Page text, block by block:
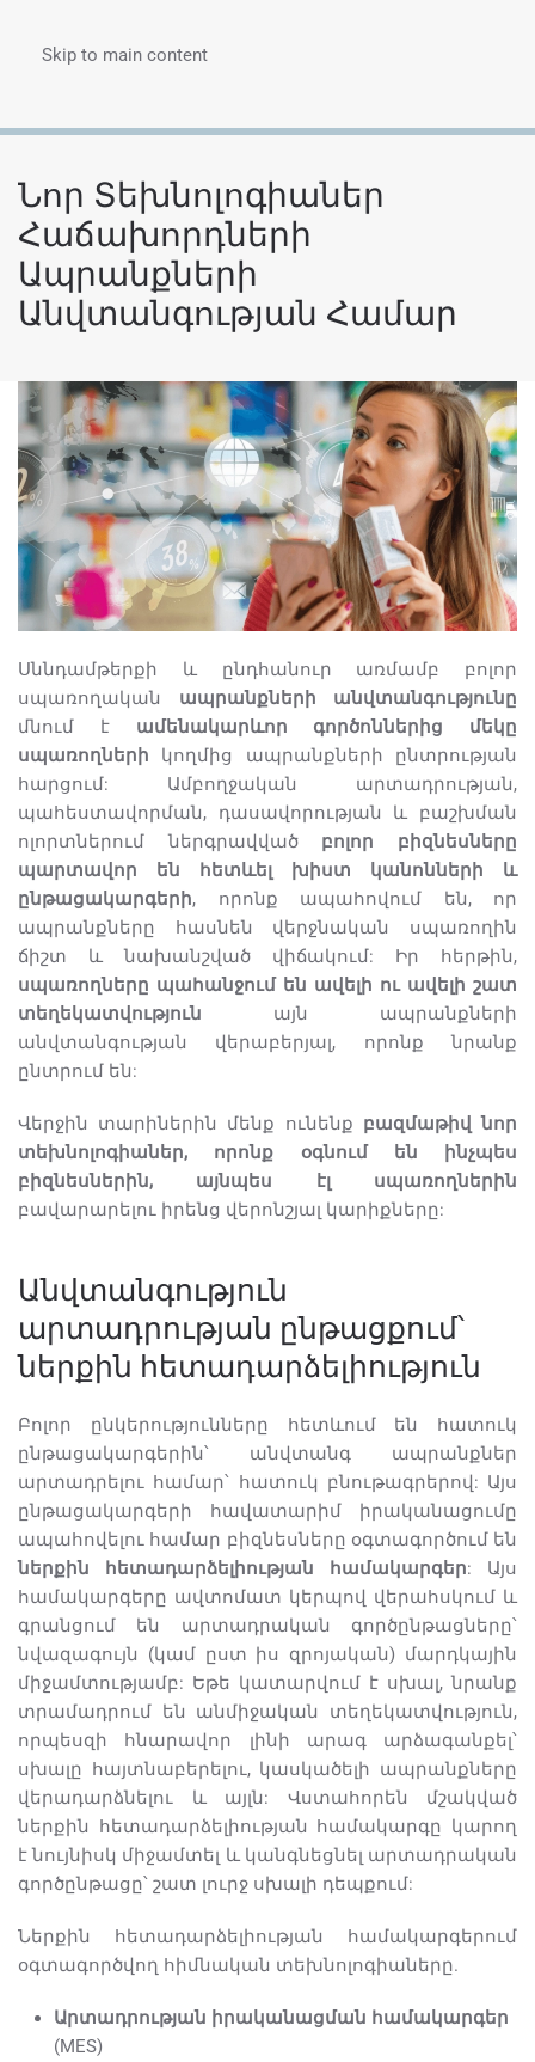
Skip to main content
Նոր Տեխնոլոգիաներ
Հաճախորդների
Ապրանքների
Անվտանգության Համար
Սննդամթերքի և ընդհանուր առմամբ բոլոր
սպառողական ապրանքների անվտանգությունը
մնում է ամենակարևոր գործոններից մեկը
սպառողների կողմից ապրանքների ընտրության
հարցում: Ամբողջական արտադրության,
պահեստավորման, դասավորության և բաշխման
ոլորտներում ներգրավված բոլոր բիզնեսները
պարտավոր են հետևել խիստ կանոնների և
ընթացակարգերի, որոնք ապահովում են, որ
ապրանքները հասնեն վերջնական սպառողին
ճիշտ և նախանշված վիճակում: Իր հերթին,
սպառողները պահանջում են ավելի ու ավելի շատ
տեղեկատվություն այն ապրանքների
անվտանգության վերաբերյալ, որոնք նրանք
ընտրում են:
Վերջին տարիներին մենք ունենք բազմաթիվ նոր
տեխնոլոգիաներ, որոնք օգնում են ինչպես
բիզնեսներին, այնպես էլ սպառողներին
բավարարելու իրենց վերոնշյալ կարիքները:
Անվտանգություն
արտադրության ընթացքում՝
ներքին հետադարձելիություն
Բոլոր ընկերությունները հետևում են հատուկ
ընթացակարգերին՝ անվտանգ ապրանքներ
արտադրելու համար՝ հատուկ բնութագրերով: Այս
ընթացակարգերի հավատարիմ իրականացումը
ապահովելու համար բիզնեսները օգտագործում են
ներքին հետադարձելիության համակարգեր: Այս
համակարգերը ավտոմատ կերպով վերահսկում և
գրանցում են արտադրական գործընթացները՝
նվազագույն (կամ ըստ իս զրոյական) մարդկային
միջամտությամբ: Եթե կատարվում է սխալ, նրանք
տրամադրում են անմիջական տեղեկատվություն,
որպեսզի հնարավոր լինի արագ արձագանքել՝
սխալը հայտնաբերելու, կասկածելի ապրանքները
վերադարձնելու և այլն: Վստահորեն մշակված
ներքին հետադարձելիության համակարգը կարող
է նույնիսկ միջամտել և կանգնեցնել արտադրական
գործընթացը՝ շատ լուրջ սխալի դեպքում:
Ներքին հետադարձելիության համակարգերում
օգտագործվող հիմնական տեխնոլոգիաները.
Արտադրության իրականացման համակարգեր
(MES)